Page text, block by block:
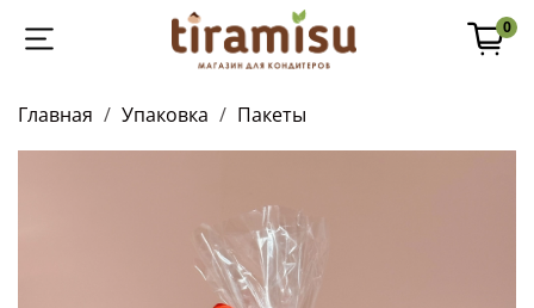
0
Главная Упаковка Пакеты